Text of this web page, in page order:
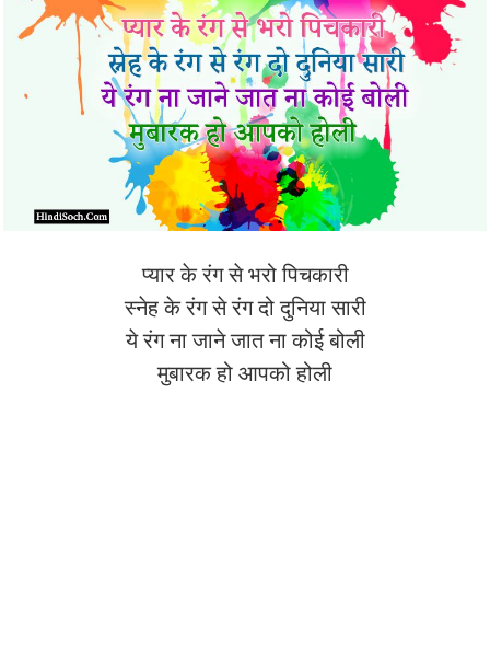
प्यार के रंग से भरो पिचकारी
स्नेह के रंग से रंग दो दुनिया सारी
ये रंग ना जाने जात ना कोई बोली
मुबारक हो आपको होली